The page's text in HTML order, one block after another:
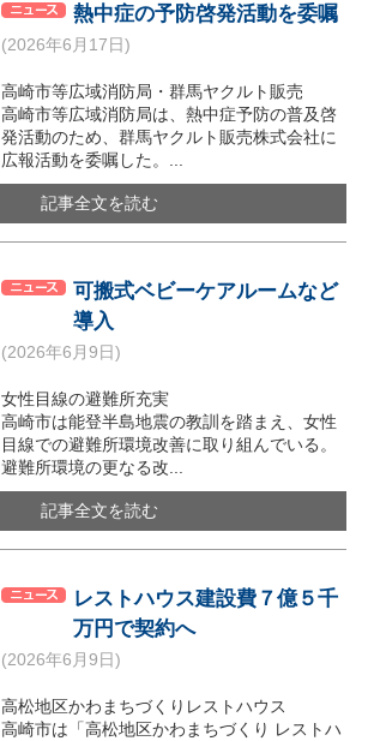
熱中症の予防啓発活動を委嘱
(2026年6月17日)
高崎市等広域消防局・群馬ヤクルト販売
高崎市等広域消防局は、熱中症予防の普及啓
発活動のため、群馬ヤクルト販売株式会社に
広報活動を委嘱した。...
記事全文を読む
可搬式ベビーケアルームなど
導入
(2026年6月9日)
女性目線の避難所充実
高崎市は能登半島地震の教訓を踏まえ、女性
目線での避難所環境改善に取り組んでいる。
避難所環境の更なる改...
記事全文を読む
レストハウス建設費７億５千
万円で契約へ
(2026年6月9日)
高松地区かわまちづくりレストハウス
高崎市は「高松地区かわまちづくり レストハ